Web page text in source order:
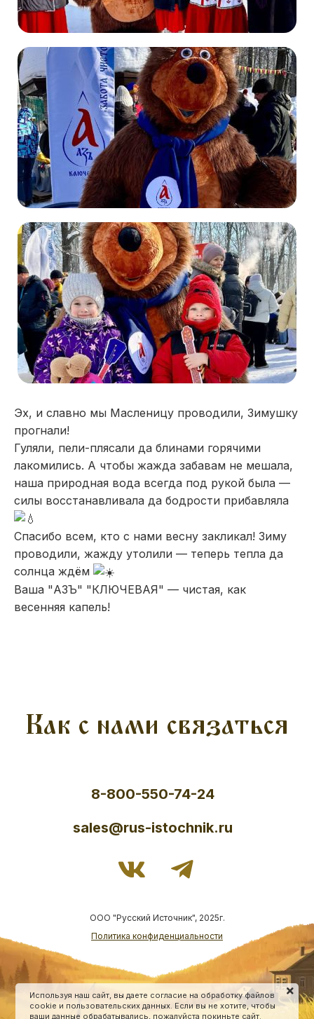
Эх, и славно мы Масленицу проводили, Зимушку
прогнали!
Гуляли, пели-плясали да блинами горячими
лакомились. А чтобы жажда забавам не мешала,
наша природная вода всегда под рукой была —
силы восстанавливала да бодрости прибавляла
Спасибо всем, кто с нами весну закликал! Зиму
проводили, жажду утолили — теперь тепла да
солнца ждём
Ваша "АЗЪ" "КЛЮЧЕВАЯ" — чистая, как
весенняя капель!
Как с нами связаться
8-800-550-74-24
sales@rus-istochnik.ru
ООО "Русский Источник", 2025г.
Политика конфиденциальности
Используя наш сайт, вы даете согласие на обработку файлов
cookie и пользовательских данных. Если вы не хотите, чтобы
ваши данные обрабатывались, пожалуйста покиньте сайт.